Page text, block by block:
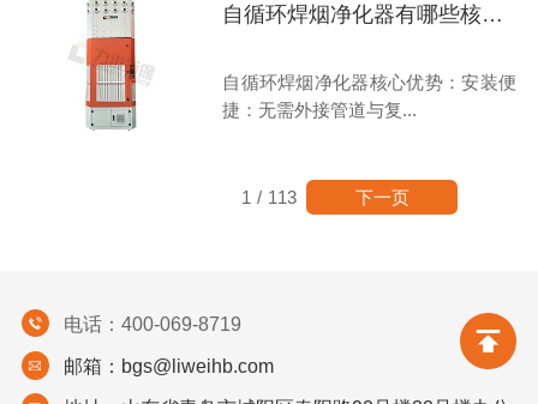
自循环焊烟净化器有哪些核心优势？
自循环焊烟净化器核心优势：安装便
捷：无需外接管道与复...
1 / 113 下一页
电话：400-069-8719
邮箱：bgs@liweihb.com